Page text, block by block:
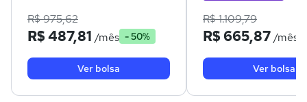
R$ 975,62
R$ 487,81 /mês - 50%
Ver bolsa
R$ 1.109,79
R$ 665,87/mês
Ver bolsa